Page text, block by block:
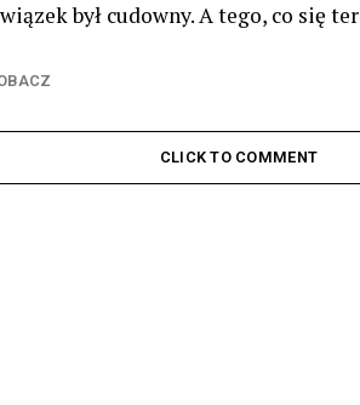
był cudowny. A tego, co się
CLICK TO COMMENT